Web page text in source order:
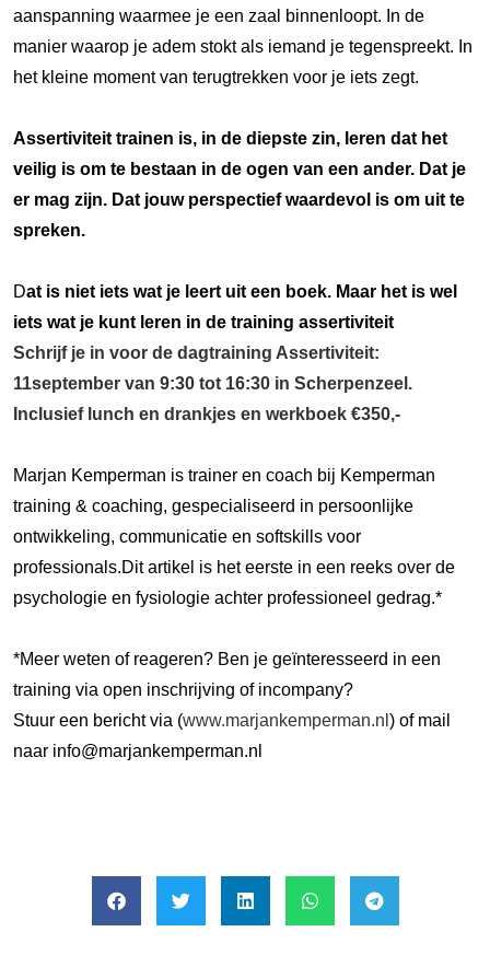
aanspanning waarmee je een zaal binnenloopt. In de
manier waarop je adem stokt als iemand je tegenspreekt. In
het kleine moment van terugtrekken voor je iets zegt.
Assertiviteit trainen is, in de diepste zin, leren dat het
veilig is om te bestaan in de ogen van een ander. Dat je
er mag zijn. Dat jouw perspectief waardevol is om uit te
spreken.
Dat is niet iets wat je leert uit een boek. Maar het is wel
iets wat je kunt leren in de training assertiviteit
Schrijf je in voor de dagtraining Assertiviteit:
11september van 9:30 tot 16:30 in Scherpenzeel.
Inclusief lunch en drankjes en werkboek €350,-
Marjan Kemperman is trainer en coach bij Kemperman
training & coaching, gespecialiseerd in persoonlijke
ontwikkeling, communicatie en softskills voor
professionals.Dit artikel is het eerste in een reeks over de
psychologie en fysiologie achter professioneel gedrag.*
*Meer weten of reageren? Ben je geïnteresseerd in een
training via open inschrijving of incompany?
Stuur een bericht via (www.marjankemperman.nl ) of mail
naar info@marjankemperman.nl